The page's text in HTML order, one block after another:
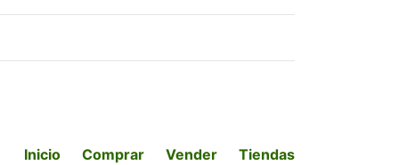
Inicio Comprar Vender Tiendas